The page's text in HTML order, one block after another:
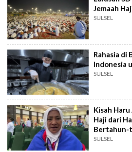
Jemaah
SULSEL
Rahasia di
Indonesia
SULSEL
Kisah Haru
Haji dari
Bertahun-
SULSEL